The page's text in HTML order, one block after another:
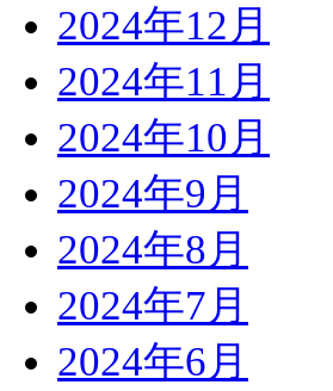
2024年12月
2024年11月
2024年10月
2024年9月
2024年8月
2024年7月
2024年6月